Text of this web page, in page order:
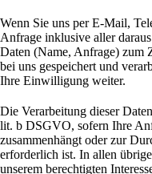
Wenn Sie uns per E-Mail,
Anfrage inklusive aller
Daten (Name, Anfrage) zum
bei uns gespeichert und
Ihre Einwilligung weiter.
Die Verarbeitung dieser
lit. b DSGVO, sofern Ihre
zusammenhängt oder zur
erforderlich ist. In allen
unserem berechtigten